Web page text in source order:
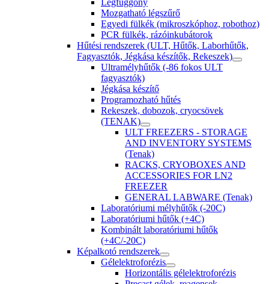
Mozgatható légszűrő
Egyedi fülkék (mikroszkóphoz, robothoz)
PCR fülkék, rázóinkubátorok
Hűtési rendszerek (ULT, Hűtők, Laborhűtők,
Fagyasztók, Jégkása készítők, Rekeszek)
Ultramélyhűtők (-86 fokos ULT
fagyasztók)
Jégkása készítő
Programozható hűtés
Rekeszek, dobozok, cryocsövek
(TENAK)
ULT FREEZERS - STORAGE
AND INVENTORY SYSTEMS
(Tenak)
RACKS, CRYOBOXES AND
ACCESSORIES FOR LN2
FREEZER
GENERAL LABWARE (Tenak)
Laboratóriumi mélyhűtők (-20C)
Laboratóriumi hűtők (+4C)
Kombinált laboratóriumi hűtők
(+4C/-20C)
Képalkotó rendszerek
Gélelektroforézis
Horizontális gélelektroforézis